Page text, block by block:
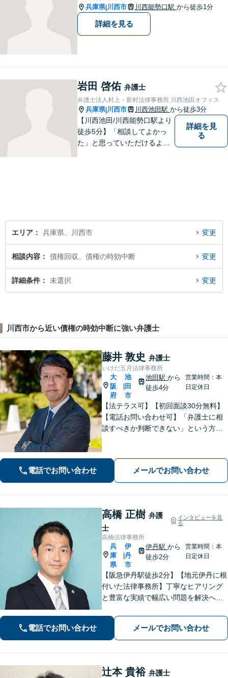
兵庫県|川西市 川西能勢口駅 から徒歩1分
詳細を見る
岩田 啓佑 弁護士
弁護士法人村上・新村法律事務所 川西池田オフィス
兵庫県|川西市 川西池田駅 から徒歩3分
【川西池田/川西能勢口駅より
徒歩5分】「相談してよかっ
た」と思っていただけるよう
詳細を見
る
エリア 兵庫県、川西市 変更
相談内容 債権回収、債権の時効中断 変更
詳細条件 未選択 変更
川西市から近い債権の時効中断に強い弁護士
藤井 敦史 弁護士
いけだ五月法律事務所
大
阪
府
池
田
市
池田駅から
徒歩4分
営業時間：本
日定休日
【法テラス可】【初回面談30分無料】
【電話お問い合わせ可】「弁護士に相
談すべきか判断できない」という方も
院での受験指導経験があり、わかりや
すい説明を心がけています【池田駅2
分】
電話でお問い合わせ メールでお問い合わせ
高橋 正樹 弁護
士
インタビューを見
る
高橋法律事務所
兵
庫
県
伊
丹
市
伊丹駅から
徒歩2分
営業時間：本
日定休日
【阪急伊丹駅徒歩2分】【地元伊丹に根
付いた法律事務所】丁寧なヒアリング
と豊富な実績で幅広い問題を解決へ導
請求／面会交流など【相続・遺言】相
続放棄／遺産分割調停など【電話・メ
ール相談初回無料】【休日夜間対応
可】
電話でお問い合わせ メールでお問い合わせ
辻本 貴裕 弁護士